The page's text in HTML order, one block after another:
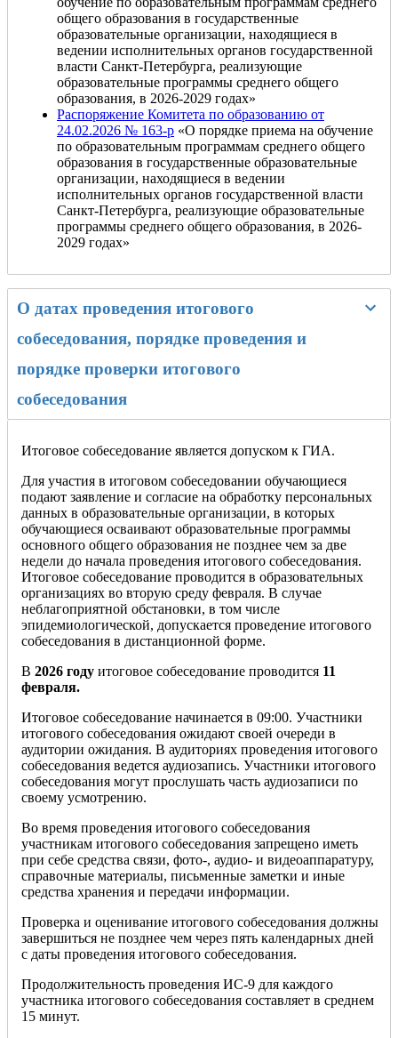
общего образования в государственные
образовательные организации, находящиеся в
ведении исполнительных органов государственной
власти Санкт‑Петербурга, реализующие
образовательные программы среднего общего
образования, в 2026-2029 годах»
Распоряжение Комитета по образованию от
24.02.2026 № 163-р «О порядке приема на обучение
по образовательным программам среднего общего
образования в государственные образовательные
организации, находящиеся в ведении
исполнительных органов государственной власти
Санкт‑Петербурга, реализующие образовательные
программы среднего общего образования, в 2026-
2029 годах»
О датах проведения итогового
собеседования, порядке проведения и
порядке проверки итогового
собеседования
Итоговое собеседование является допуском к ГИА.
Для участия в итоговом собеседовании обучающиеся
подают заявление и согласие на обработку персональных
данных в образовательные организации, в которых
обучающиеся осваивают образовательные программы
основного общего образования не позднее чем за две
недели до начала проведения итогового собеседования.
Итоговое собеседование проводится в образовательных
организациях во вторую среду февраля. В случае
неблагоприятной обстановки, в том числе
эпидемиологической, допускается проведение итогового
собеседования в дистанционной форме.
В 2026 году итоговое собеседование проводится 11
февраля.
Итоговое собеседование начинается в 09:00. Участники
итогового собеседования ожидают своей очереди в
аудитории ожидания. В аудиториях проведения итогового
собеседования ведется аудиозапись. Участники итогового
собеседования могут прослушать часть аудиозаписи по
своему усмотрению.
Во время проведения итогового собеседования
участникам итогового собеседования запрещено иметь
при себе средства связи, фото-, аудио- и видеоаппаратуру,
справочные материалы, письменные заметки и иные
средства хранения и передачи информации.
Проверка и оценивание итогового собеседования должны
завершиться не позднее чем через пять календарных дней
с даты проведения итогового собеседования.
Продолжительность проведения ИС-9 для каждого
участника итогового собеседования составляет в среднем
15 минут.